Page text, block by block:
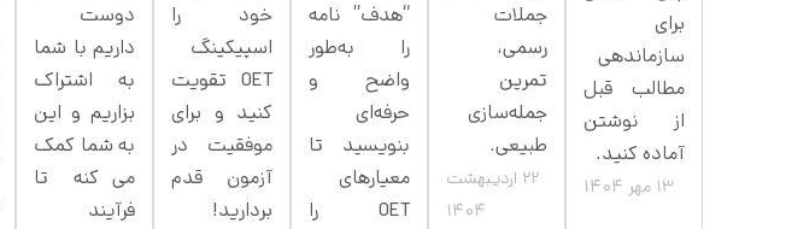
برای
سازماندهی
مطالب قبل
از نوشتن
آماده کنید.
13 مهر 1404
جملات
رسمی،
تمرین
جمله‌سازی
طبیعی.
22 اردیبهشت
1404
“هدف” نامه
را به‌طور
واضح و
حرفه‌ای
بنویسید تا
معیارهای
OET را
خود را
اسپیکینگ
OET تقویت
کنید و برای
موفقیت در
آزمون قدم
بردارید!
دوست
داریم با شما
به اشتراک
بزاریم و این
به شما کمک
می کنه تا
فرآیند